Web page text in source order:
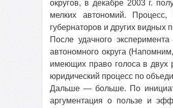
округов, в декабре 2003 г.
мелких автономий.
губернаторов и других видных
После удачного
автономного округа
имеющих право голоса в двух
юридический процесс по
Дальше — больше. По
аргументация о пользе и